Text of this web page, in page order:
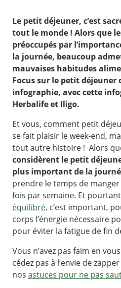
Le petit déjeuner, c’est
tout le monde ! Alors que
préoccupés par
la journée, beaucoup
mauvaises habitudes
Focus sur le petit déjeuner
infographie, avec cette
Herbalife et Iligo.
Et vous, comment petit
se fait plaisir le week-end,
tout autre histoire ! Alors
considèrent le petit
plus important de la
prendre le temps de
fois par semaine. Et
équilibré, c’est important,
corps l’énergie nécessaire
pour éviter la fatigue de fin
Vous n’avez pas faim en
cédez pas à l’envie de
nos astuces pour ne pas